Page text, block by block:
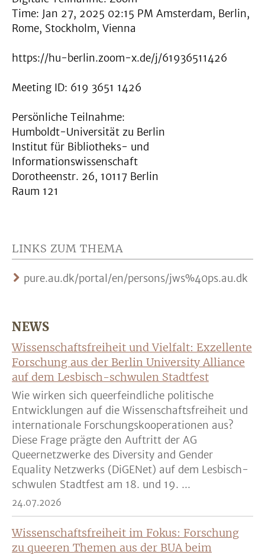
Time: Jan 27, 2025 02:15 PM Amsterdam, Berlin,
Rome, Stockholm, Vienna
https://hu-berlin.zoom-x.de/j/61936511426
Meeting ID: 619 3651 1426
Persönliche Teilnahme:
Humboldt-Universität zu Berlin
Institut für Bibliotheks- und
Informationswissenschaft
Dorotheenstr. 26, 10117 Berlin
Raum 121
LINKS ZUM THEMA
pure.au.dk/portal/en/persons/jws%40ps.au.dk
NEWS
Wissenschaftsfreiheit und Vielfalt: Exzellente
Forschung aus der Berlin University Alliance
auf dem Lesbisch-schwulen Stadtfest
Wie wirken sich queerfeindliche politische
Entwicklungen auf die Wissenschaftsfreiheit und
internationale Forschungskooperationen aus?
Diese Frage prägte den Auftritt der AG
Queernetzwerke des Diversity and Gender
Equality Netzwerks (DiGENet) auf dem Lesbisch-
schwulen Stadtfest am 18. und 19. ...
24.07.2026
Wissenschaftsfreiheit im Fokus: Forschung
zu queeren Themen aus der BUA beim